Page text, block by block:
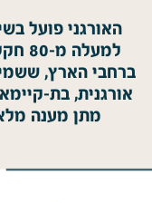
האורגני פועל
ברחבי הארץ,
אורגנית, בת-
מתן מענה מלא